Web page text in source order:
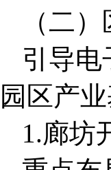
（二
引导
园区产
1.廊坊